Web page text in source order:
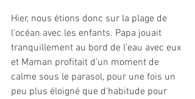
Hier, nous étions donc sur la plage de
l’océan avec les enfants. Papa jouait
tranquillement au bord de l’eau avec eux
et Maman profitait d’un moment de
calme sous le parasol, pour une fois un
peu plus éloigné que d'habitude pour